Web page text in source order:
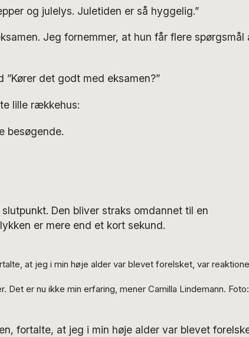
og julelys. Juletiden er så hyggelig.”
Jeg fornemmer, at hun får flere spørgsmål
”Kører det godt med eksamen?”
lille rækkehus:
besøgende.
Den bliver straks omdannet til en
er mere end et kort sekund.
at jeg i min høje alder var blevet forelsket, var
Det er nu ikke min erfaring, mener Camilla Lindemann. Foto:
fortalte, at jeg i min høje alder var blevet